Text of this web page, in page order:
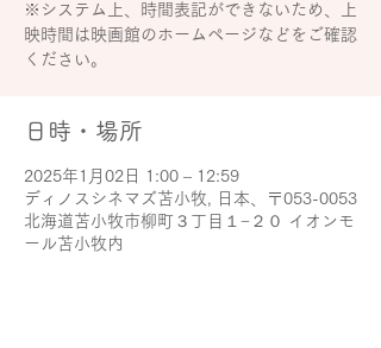
※システム上、時間表記ができないため、上
映時間は映画館のホームページなどをご確認
日時・場所
2025年1月02日 1:00 – 12:59
ディノスシネマズ苫小牧, 日本、〒053-0053
北海道苫小牧市柳町３丁目１−２０ イオンモ
ール苫小牧内